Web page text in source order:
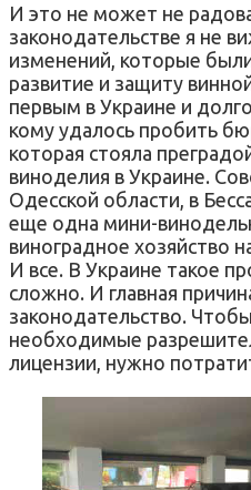
И это не может не
законодательстве я не
изменений, которые
развитие и защиту
первым в Украине и
кому удалось пробить
которая стояла
виноделия в Украине.
Одесской области, в
еще одна мини-
виноградное хозяйство
И все. В Украине такое
сложно. И главная
законодательство.
необходимые
лицензии, нужно